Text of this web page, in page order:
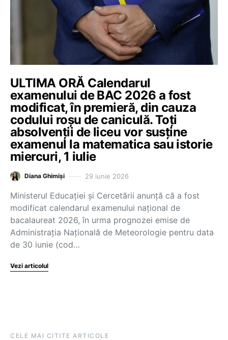
ULTIMA ORĂ Calendarul
examenului de BAC 2026 a fost
modificat, în premieră, din cauza
codului roșu de caniculă. Toți
absolvenții de liceu vor susține
examenul la matematica sau istorie
miercuri, 1 iulie
Diana Ghimiși 29 iunie 2026
Ministerul Educației și Cercetării anunță că a fost
modificat calendarul examenului național de
bacalaureat 2026, în urma prognozei emise de
Administrația Națională de Meteorologie pentru data
de 30 iunie (cod…
Vezi articolul
CELE MAI CITITE ARTICOLE